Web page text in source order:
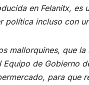
en Felanitx, es
política incluso con
mallorquines, que
de Gobierno
para que